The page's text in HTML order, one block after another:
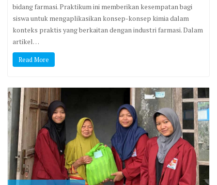
bidang farmasi. Praktikum ini memberikan kesempatan bagi
siswa untuk mengaplikasikan konsep-konsep kimia dalam
konteks praktis yang berkaitan dengan industri farmasi. Dalam
artikel…
Read More